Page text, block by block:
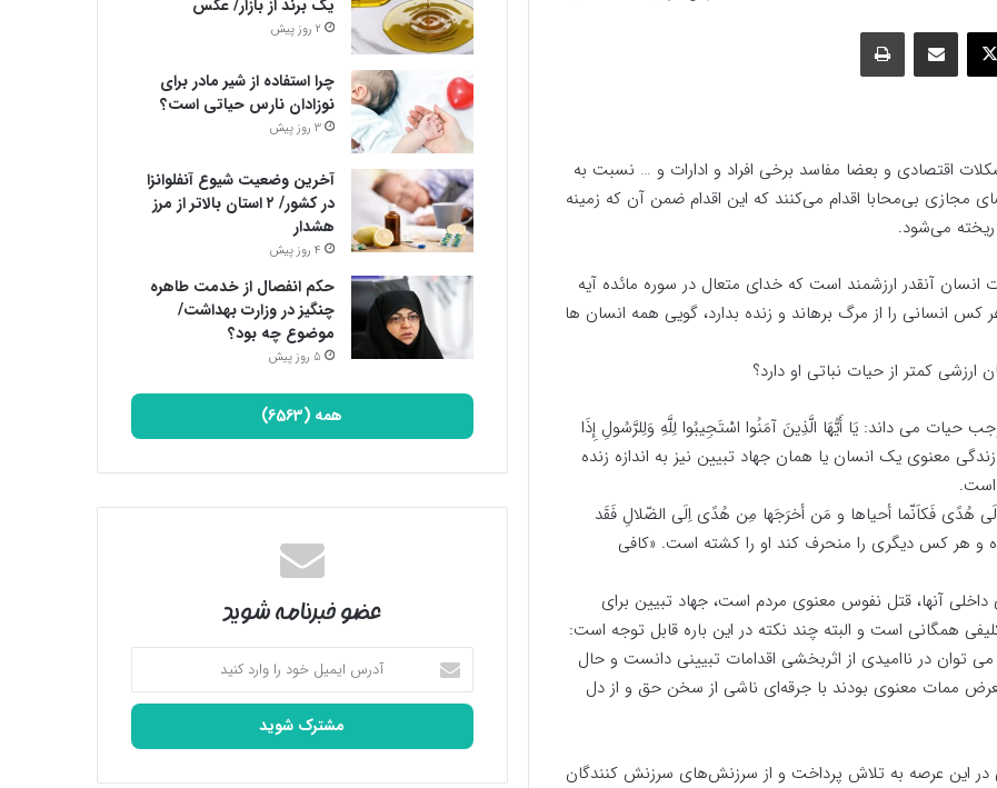
ایکس اشتراک گذاری با ایمیل چاپ
اقتصادی و بعضا مفاسد برخی افراد و ادارات و … نسبت به
بی‌محابا اقدام می‌کنند که این اقدام ضمن آن که زمینه
می‌شود.
آنقدر ارزشمند است که خدای متعال در سوره مائده آیه
کس انسانی را از مرگ برهاند و زنده بدارد، گویی همه انسان ها
کمتر از حیات نباتی او دارد؟
می داند: یَا أَیُّهَا الَّذِینَ آمَنُوا اسْتَجِیبُوا لِلَّهِ وَلِلرَّسُولِ إِذَا
کرد که احیای زندگی معنوی یک انسان یا همان جهاد تبیین نیز به اندازه زنده
است.
هُدًى فَکاَنّما أحیاها و مَن أخرَجَها مِن هُدًى اِلَى الضّلالِ فَقَد
و هر کس دیگرى را منحرف کند او را کشته است. «کافی
آنها، قتل نفوس معنوی مردم است، جهاد تبیین برای
همگانی است و البته چند نکته در این باره قابل توجه است:
می توان در ناامیدی از اثربخشی اقدامات تبیینی دانست و حال
ممات معنوی بودند با جرقه‌ای ناشی از سخن حق و از دل
در این عرصه به تلاش پرداخت و از سرزنش‌های سرزنش کنندگان
یک برند از بازار/ عکس
2 روز پیش
چرا استفاده از شیر مادر برای
نوزادان نارس حیاتی است؟
3 روز پیش
آخرین وضعیت شیوع آنفلوانزا
در کشور/ ۲ استان بالاتر از مرز
هشدار
4 روز پیش
حکم انفصال از خدمت طاهره
چنگیز در وزارت بهداشت/
موضوع چه بود؟
5 روز پیش
همه (6563)
عضو خبرنامه شوید
آدرس
ایمیل
خود
وارد